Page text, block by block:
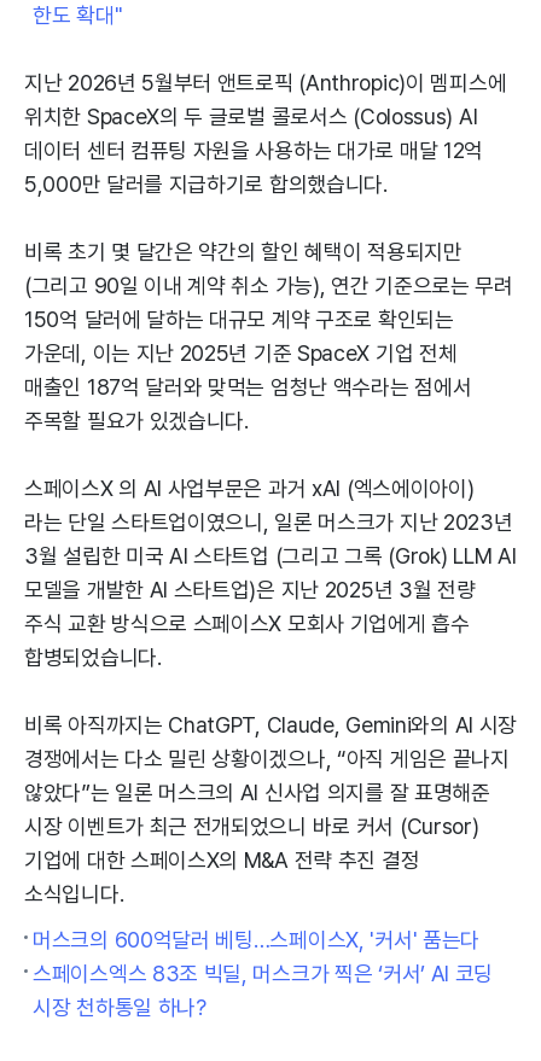
한도 확대"
지난 2026년 5월부터 앤트로픽 (Anthropic)이 멤피스에
위치한 SpaceX의 두 글로벌 콜로서스 (Colossus) AI
데이터 센터 컴퓨팅 자원을 사용하는 대가로 매달 12억
5,000만 달러를 지급하기로 합의했습니다.
비록 초기 몇 달간은 약간의 할인 혜택이 적용되지만
(그리고 90일 이내 계약 취소 가능), 연간 기준으로는 무려
150억 달러에 달하는 대규모 계약 구조로 확인되는
가운데, 이는 지난 2025년 기준 SpaceX 기업 전체
매출인 187억 달러와 맞먹는 엄청난 액수라는 점에서
주목할 필요가 있겠습니다.
스페이스X 의 AI 사업부문은 과거 xAI (엑스에이아이)
라는 단일 스타트업이였으니, 일론 머스크가 지난 2023년
3월 설립한 미국 AI 스타트업 (그리고 그록 (Grok) LLM AI
모델을 개발한 AI 스타트업)은 지난 2025년 3월 전량
주식 교환 방식으로 스페이스X 모회사 기업에게 흡수
합병되었습니다.
비록 아직까지는 ChatGPT, Claude, Gemini와의 AI 시장
경쟁에서는 다소 밀린 상황이겠으나, “아직 게임은 끝나지
않았다”는 일론 머스크의 AI 신사업 의지를 잘 표명해준
시장 이벤트가 최근 전개되었으니 바로 커서 (Cursor)
기업에 대한 스페이스X의 M&A 전략 추진 결정
소식입니다.
머스크의 600억달러 베팅…스페이스X, '커서' 품는다
스페이스엑스 83조 빅딜, 머스크가 찍은 ‘커서’ AI 코딩
시장 천하통일 하나?